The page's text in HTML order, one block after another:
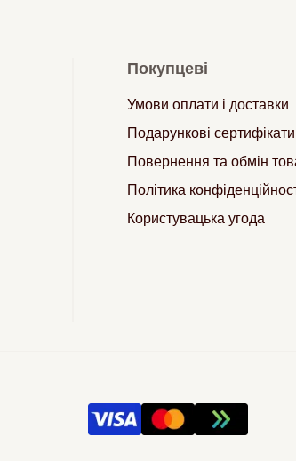
Покупцеві
Умови оплати і доставки
Подарункові сертифікати
Повернення та обмін
Політика
Користувацька угода